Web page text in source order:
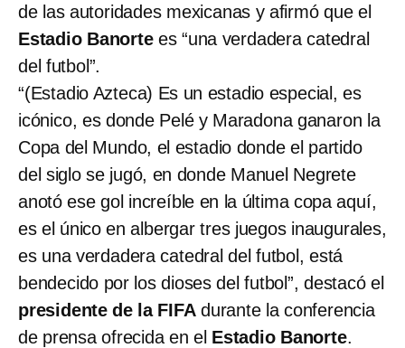
de las autoridades mexicanas y afirmó que el
Estadio Banortees “una verdadera catedral
del futbol”.
“(Estadio Azteca) Es un estadio especial, es
icónico, es donde Pelé y Maradona ganaron la
Copa del Mundo, el estadio donde el partido
del siglo se jugó, en donde Manuel Negrete
anotó ese gol increíble en la última copa aquí,
es el único en albergar tres juegos inaugurales,
es una verdadera catedral del futbol, está
bendecido por los dioses del futbol”, destacó el
presidente de la FIFAdurante la conferencia
de prensa ofrecida en el Estadio Banorte.